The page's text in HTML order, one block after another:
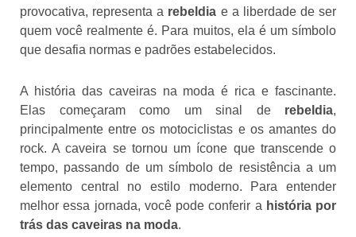
provocativa, representa a rebeldia e a liberdade de ser
quem você realmente é. Para muitos, ela é um símbolo
que desafia normas e padrões estabelecidos.
A história das caveiras na moda é rica e fascinante.
Elas começaram como um sinal de rebeldia,
principalmente entre os motociclistas e os amantes do
rock. A caveira se tornou um ícone que transcende o
tempo, passando de um símbolo de resistência a um
elemento central no estilo moderno. Para entender
melhor essa jornada, você pode conferir a história por
trás das caveiras na moda.